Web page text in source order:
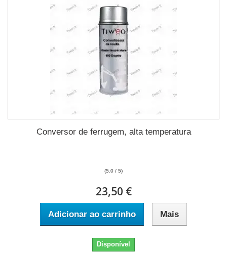
Conversor de ferrugem, alta temperatura
(5.0 / 5)
23,50 €
Adicionar ao carrinho Mais
Disponível